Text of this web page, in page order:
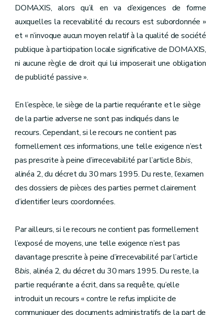
DOMAXIS, alors qu’il en va d’exigences de forme
auxquelles la recevabilité du recours est subordonnée »
et « n’invoque aucun moyen relatif à la qualité de société
publique à participation locale significative de DOMAXIS,
ni aucune règle de droit qui lui imposerait une obligation
de publicité passive ».
En l’espèce, le siège de la partie requérante et le siège
de la partie adverse ne sont pas indiqués dans le
recours. Cependant, si le recours ne contient pas
formellement ces informations, une telle exigence n’est
pas prescrite à peine d’irrecevabilité par l’article 8bis,
alinéa 2, du décret du 30 mars 1995. Du reste, l’examen
des dossiers de pièces des parties permet clairement
d’identifier leurs coordonnées.
Par ailleurs, si le recours ne contient pas formellement
l’exposé de moyens, une telle exigence n’est pas
davantage prescrite à peine d’irrecevabilité par l’article
8bis, alinéa 2, du décret du 30 mars 1995. Du reste, la
partie requérante a écrit, dans sa requête, qu’elle
introduit un recours « contre le refus implicite de
communiquer des documents administratifs de la part de